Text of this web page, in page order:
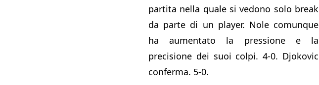
partita nella quale si vedono solo break
da parte di un player. Nole comunque
ha aumentato la pressione e la
precisione dei suoi colpi. 4-0. Djokovic
conferma. 5-0.